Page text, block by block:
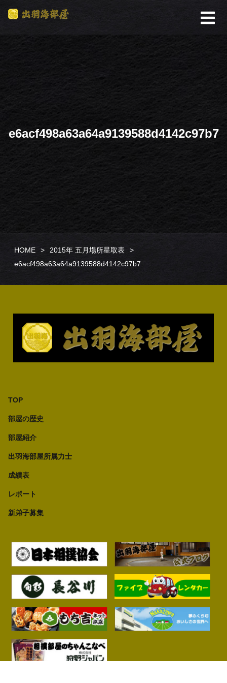
e6acf498a63a64a9139588d4142c97b7
HOME
2015年 五月場所星取表
e6acf498a63a64a9139588d4142c97b7
TOP
部屋の歴史
部屋紹介
出羽海部屋所属力士
成績表
レポート
新弟子募集